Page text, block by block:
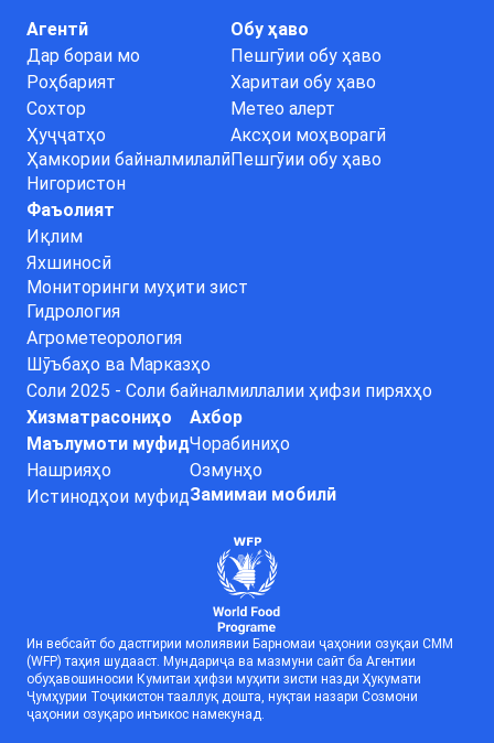
Агентӣ
Дар бораи мо
Роҳбарият
Сохтор
Ҳуҷҷатҳо
Ҳамкории байналмилалӣ
Нигористон
Обу ҳаво
Пешгӯии обу ҳаво
Харитаи обу ҳаво
Метео алерт
Аксҳои моҳворагӣ
Пешгӯии обу ҳаво
Фаъолият
Иқлим
Яхшиносӣ
Мониторинги муҳити зист
Гидрология
Агрометеорология
Шӯъбаҳо ва Марказҳо
Соли 2025 - Соли байналмиллалии ҳифзи пиряхҳо
Хизматрасониҳо
Маълумоти муфид
Нашрияҳо
Истинодҳои муфид
Ахбор
Чорабиниҳо
Озмунҳо
Замимаи мобилӣ
Ин вебсайт бо дастгирии молиявии Барномаи ҷаҳонии озуқаи СММ
(WFP) таҳия шудааст. Мундариҷа ва мазмуни сайт ба Агентии
обуҳавошиносии Кумитаи ҳифзи муҳити зисти назди Ҳукумати
Ҷумҳурии Тоҷикистон тааллуқ дошта, нуқтаи назари Созмони
ҷаҳонии озуқаро инъикос намекунад.